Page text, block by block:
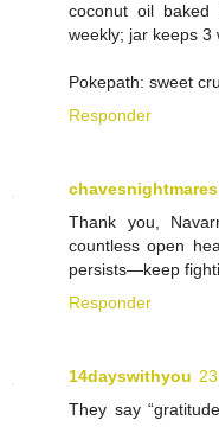
coconut oil
weekly; jar keeps 3
Pokepath: sweet
Responder
chavesnightmares
Thank you,
countless open
persists—keep
Responder
14dayswithyou
They say